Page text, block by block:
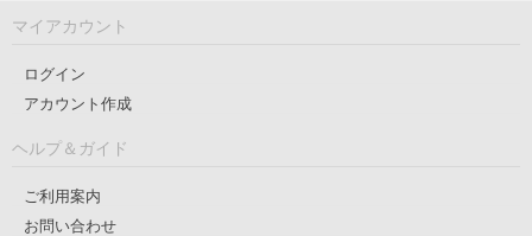
マイアカウント
ログイン
アカウント作成
ヘルプ＆ガイド
ご利用案内
お問い合わせ